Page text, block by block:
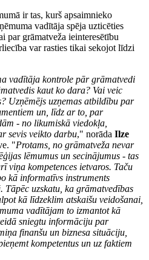
ir tas, kurš apsaimnieko
vadītāja spēja uzticēties
par grāmatveža ieinteresētību
var rasties tikai sekojot līdzi
vadītāja kontrole pār grāmatvedi
kaut ko dara? Vai veic
Uzņēmējs uzņemas atbildību par
un, līdz ar to, par
- no likumiskā viedokļa,
sevis veikto darbu," norāda Ilze
"Protams, no grāmatveža nevar
lēmumus un secinājumus - tas
viņa kompetences ietvaros. Taču
kā informatīvs instruments
Tāpēc uzskatu, ka grāmatvedības
kā līdzeklim atskaišu veidošanai,
vadītājam to izmantot kā
sniegtu informāciju par
finanšu un biznesa situāciju,
kompetentus un uz faktiem